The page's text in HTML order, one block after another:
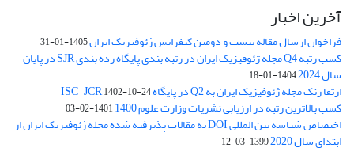
آخرین اخبار
فراخوان ارسال مقاله بیست و دومین کنفرانس ژئوفیزیک ایران1405-01-31
کسب رتبه Q4 مجله ژئوفیزیک ایران در رتبه بندی پایگاه رده بندی SJR در پایان
سال 2024 1404-01-18
ارتقا رنک مجله ژئوفیزیک ایران به Q2 در پایگاه ISC_JCR 1402-10-24
کسب بالاترین رتبه در ارزیابی نشریات وزارت علوم 1400 1401-02-03
اختصاص شناسه بین المللی DOI به مقالات پذیرفته شده مجله ژئوفیزیک ایران از
ابتدای سال 2020 1399-03-12